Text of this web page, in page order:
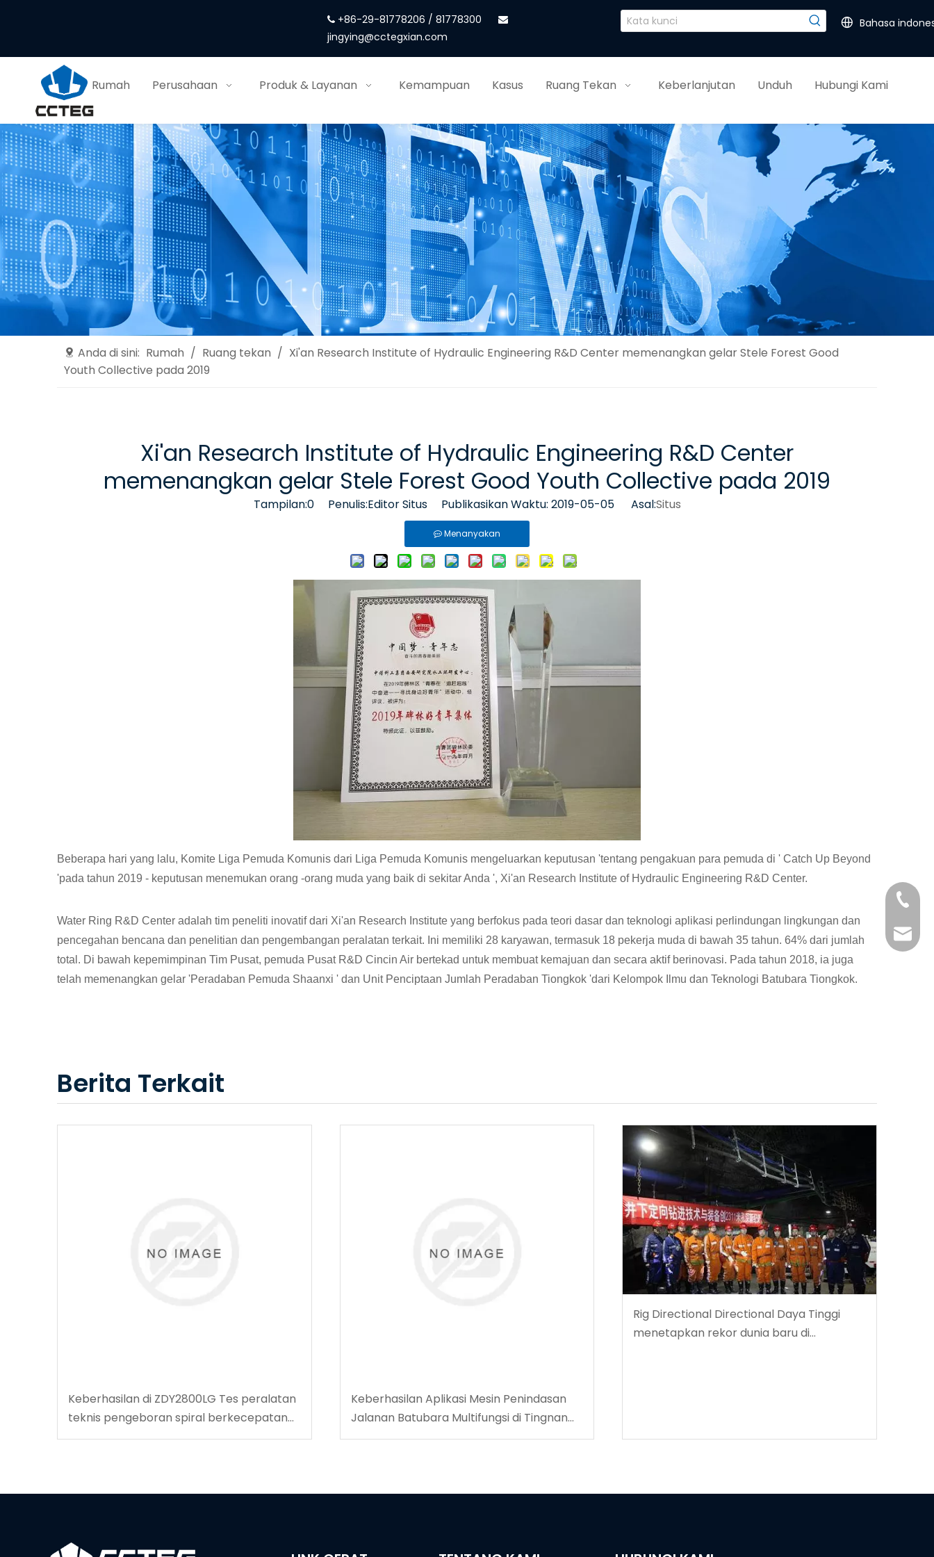
 +86-29-81778206 / 81778300
jingying@cctegxian.com
Bahasa
Rumah Perusahaan Produk & Layanan Kemampuan Kasus Ruang Tekan Keberlanjutan Unduh Hubungi Kami
Anda di sini: Rumah / Ruang tekan / Xi'an Research Institute of Hydraulic Engineering R&D Center memenangkan gelar Stele Forest Good
Youth Collective pada 2019
Xi'an Research Institute of Hydraulic Engineering R&D Center
memenangkan gelar Stele Forest Good Youth Collective pada 2019
Tampilan:0Penulis:Editor Situs Publikasikan Waktu: 2019-05-05 Asal:Situs
Menanyakan
Beberapa hari yang lalu, Komite Liga Pemuda Komunis dari Liga Pemuda Komunis mengeluarkan keputusan 'tentang pengakuan para pemuda di ' Catch Up Beyond
'pada tahun 2019 - keputusan menemukan orang -orang muda yang baik di sekitar Anda ', Xi'an Research Institute of Hydraulic Engineering R&D Center.
Water Ring R&D Center adalah tim peneliti inovatif dari Xi'an Research Institute yang berfokus pada teori dasar dan teknologi aplikasi perlindungan lingkungan dan
pencegahan bencana dan penelitian dan pengembangan peralatan terkait. Ini memiliki 28 karyawan, termasuk 18 pekerja muda di bawah 35 tahun. 64% dari jumlah
total. Di bawah kepemimpinan Tim Pusat, pemuda Pusat R&D Cincin Air bertekad untuk membuat kemajuan dan secara aktif berinovasi. Pada tahun 2018, ia juga
telah memenangkan gelar 'Peradaban Pemuda Shaanxi ' dan Unit Penciptaan Jumlah Peradaban Tiongkok 'dari Kelompok Ilmu dan Teknologi Batubara Tiongkok.
Berita Terkait
Keberhasilan di ZDY2800LG Tes peralatan
teknis pengeboran spiral berkecepatan
tinggi
Keberhasilan Aplikasi Mesin Penindasan
Jalanan Batubara Multifungsi di Tingnan
Coalmine
Rig Directional Directional Daya Tinggi
menetapkan rekor dunia baru di
+86-
+86-